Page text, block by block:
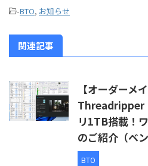
-BTO, お知らせ
関連記事
【オーダーメ
Threadripper
リ1TB搭載！
のご紹介（ベ
BTO